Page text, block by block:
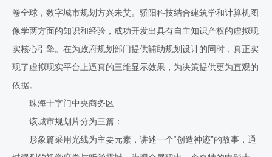
卷全球，数字城市规划方兴未艾。骄阳科技结合建筑学和计算机图
像学两方面的知识和经验，成功开发出具有自主知识产权的虚拟现
实核心引擎。在为政府规划部门提供辅助规划设计的同时，真正实
现了虚拟现实平台上逼真的三维显示效果，为决策提供更为直观的
依据。
珠海十字门中央商务区
该城市规划片分为三篇：
形象篇采用光线为主要元素，讲述一个“创造神迹”的故事，通